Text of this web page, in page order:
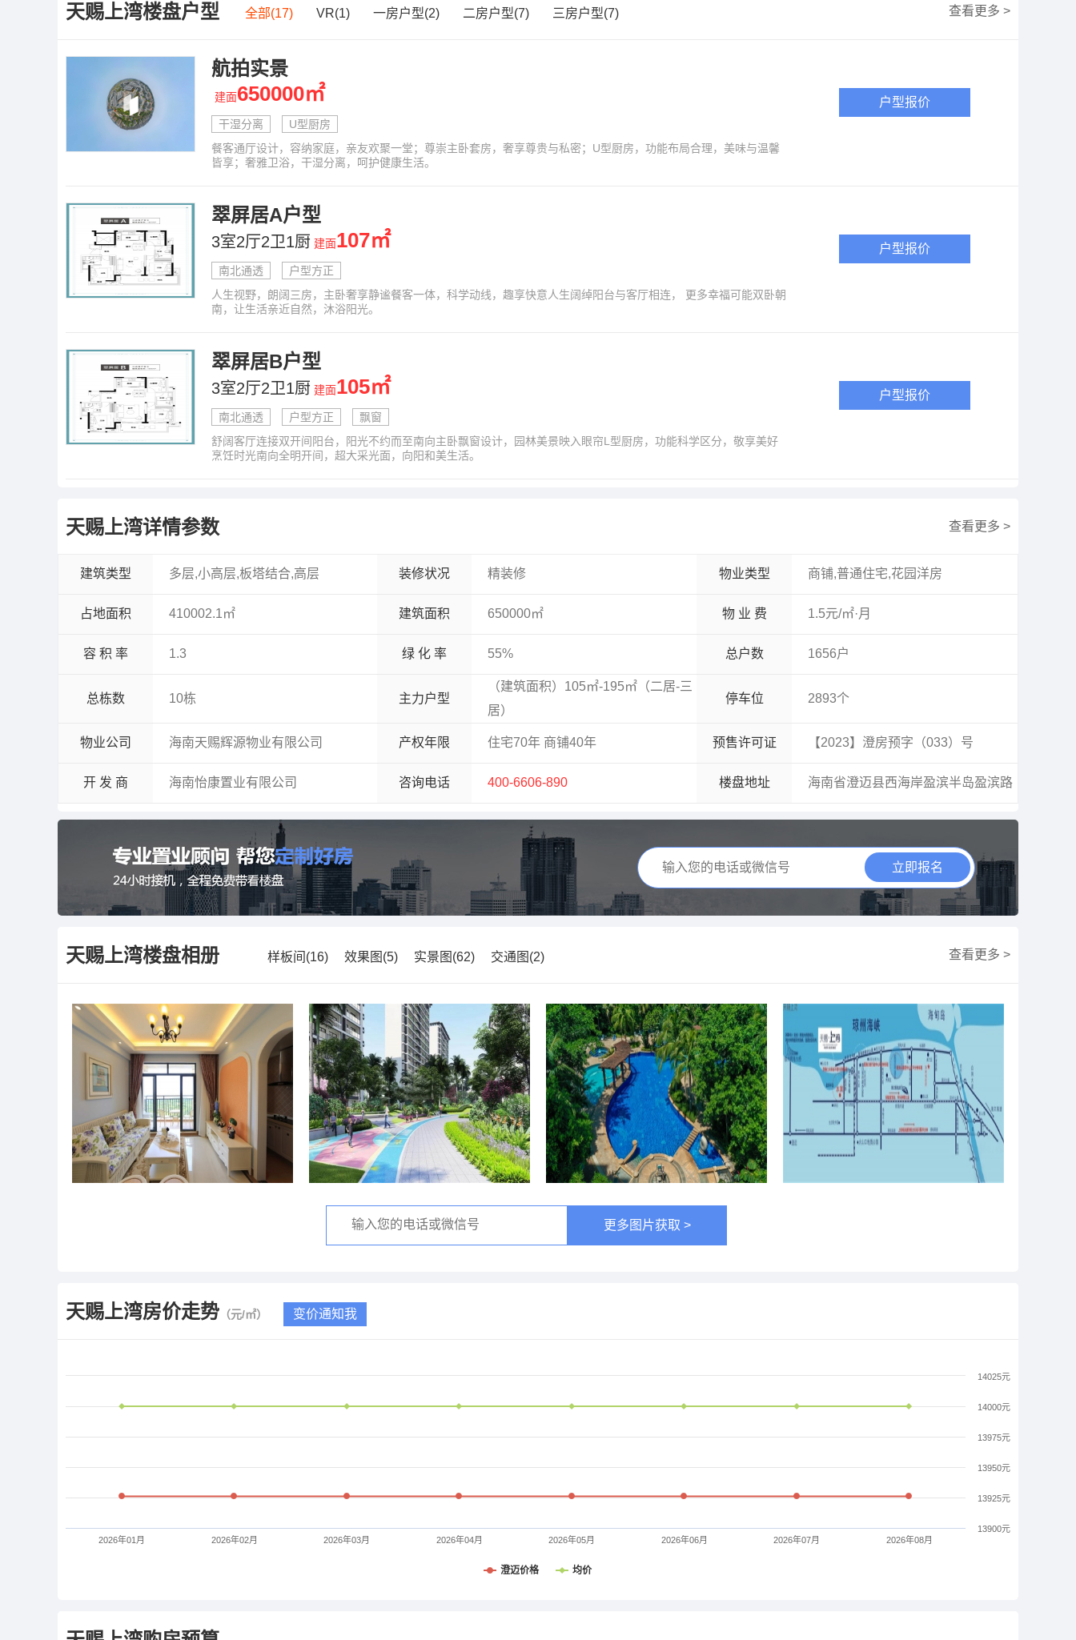
天赐上湾楼盘户型 全部(17) VR(1) 一房户型(2) 二房户型(7) 三房户型(7) 查看更多 >
航拍实景
建面650000㎡
干湿分离
U型厨房
餐客通厅设计，容纳家庭，亲友欢聚一堂；尊崇主卧套房，奢享尊贵与私密；U型厨房，功能布局合理，美味与温馨
皆享；奢雅卫浴，干湿分离，呵护健康生活。
户型报价
翠屏居A户型
3室2厅2卫1厨 建面107㎡
南北通透
户型方正
人生视野，朗阔三房，主卧奢享静谧餐客一体，科学动线，趣享快意人生阔绰阳台与客厅相连， 更多幸福可能双卧朝
南，让生活亲近自然，沐浴阳光。
户型报价
翠屏居B户型
3室2厅2卫1厨 建面105㎡
南北通透 户型方正
飘窗
舒阔客厅连接双开间阳台，阳光不约而至南向主卧飘窗设计，园林美景映入眼帘L型厨房，功能科学区分，敬享美好
烹饪时光南向全明开间，超大采光面，向阳和美生活。
户型报价
天赐上湾详情参数 查看更多 >
建筑类型 多层,小高层,板塔结合,高层 装修状况 精装修 物业类型 商铺,普通住宅,花园洋房
占地面积 410002.1㎡ 建筑面积 650000㎡ 物 业 费 1.5元/㎡·月
容 积 率 1.3 绿 化 率 55% 总户数 1656户
总栋数 10栋 主力户型
（建筑面积）105㎡-195㎡（二居-三
居）
停车位 2893个
物业公司 海南天赐辉源物业有限公司 产权年限 住宅70年 商铺40年 预售许可证 【2023】澄房预字（033）号
开 发 商 海南怡康置业有限公司 咨询电话 400-6606-890 楼盘地址 海南省澄迈县西海岸盈滨半岛盈滨路
立即报名
天赐上湾楼盘相册 样板间(16) 效果图(5) 实景图(62) 交通图(2) 查看更多 >
更多图片获取 >
天赐上湾房价走势 （元/㎡） 变价通知我
澄迈价格 均价
2026年01月 2026年02月 2026年03月 2026年04月 2026年05月 2026年06月 2026年07月 2026年08月
13900元
13925元
13950元
13975元
14000元
14025元